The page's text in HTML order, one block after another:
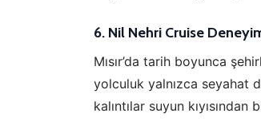
6. Nil Nehri Cruise
Mısır’da tarih boyunca
yolculuk yalnızca seyahat
kalıntılar suyun